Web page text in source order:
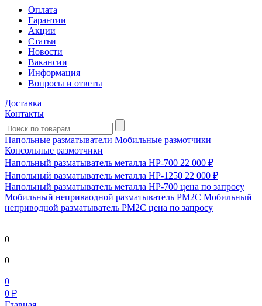
Оплата
Гарантии
Акции
Статьи
Новости
Вакансии
Информация
Вопросы и ответы
Доставка
Контакты
Напольные разматыватели Мобильные размотчики
Консольные размотчики
Напольный разматыватель металла HP-700 22 000 ₽
Напольный разматыватель металла HP-1250 22 000 ₽
Напольный разматыватель металла HP-700 цена по запросу
Мобильный непривaодной разматыватель РМ2С Мобильный
неприводной разматыватель РМ2С цена по запросу
0
0
0
0 ₽